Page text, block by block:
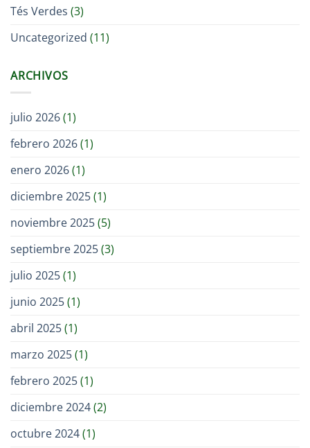
Tés Verdes (3)
Uncategorized (11)
ARCHIVOS
julio 2026(1)
febrero 2026(1)
enero 2026(1)
diciembre 2025(1)
noviembre 2025(5)
septiembre 2025(3)
julio 2025(1)
junio 2025(1)
abril 2025(1)
marzo 2025(1)
febrero 2025(1)
diciembre 2024(2)
octubre 2024(1)